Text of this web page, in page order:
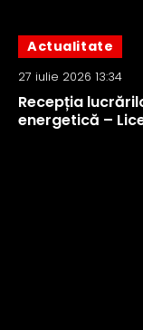
Actualitate
27 iulie 2026 13:34
Recepția
energetică –